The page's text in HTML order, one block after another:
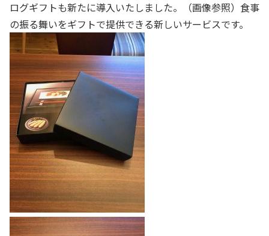
ログギフトも新たに導入いたしました。（画像参照）食事
の振る舞いをギフトで提供できる新しいサービスです。